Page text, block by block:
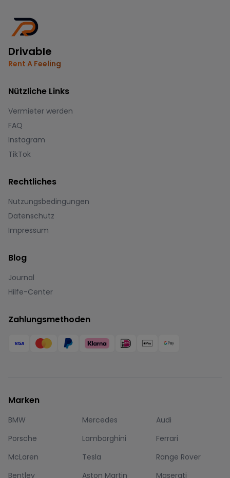
Drivable
Rent A Feeling
Nützliche Links
Vermieter werden
FAQ
Instagram
TikTok
Rechtliches
Nutzungsbedingungen
Datenschutz
Impressum
Blog
Journal
Hilfe-Center
Zahlungsmethoden
Marken
BMW Mercedes
Audi
Porsche
Lamborghini
Ferrari
McLaren
Tesla
Range Rover
Bentley
Aston Martin
Maserati